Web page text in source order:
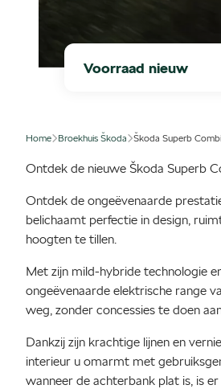
Voorraad nieuw
Home Broekhuis Škoda Škoda Superb Combi
Ontdek de nieuwe Škoda Superb
Ontdek de ongeëvenaarde
belichaamt perfectie in design,
hoogten te tillen.
Met zijn mild-hybride technologie
ongeëvenaarde elektrische range
weg, zonder concessies te doen
Dankzij zijn krachtige lijnen en
interieur u omarmt met
wanneer de achterbank plat is, is